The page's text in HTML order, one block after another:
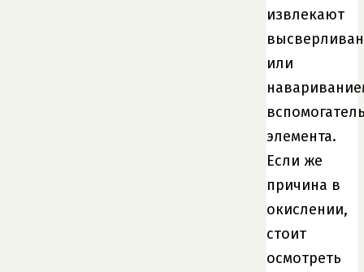
извлекают
или
элемента.
Если же
причина в
окислении,
стоит
осмотреть